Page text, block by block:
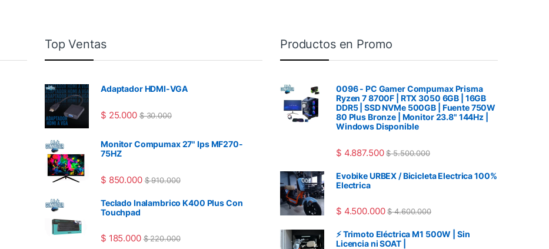
Top Ventas
Adaptador HDMI-VGA
$ 25.000 $30.000
Monitor Compumax 27" Ips MF270-
75HZ
$ 850.000 $910.000
Teclado Inalambrico K400 Plus Con
Touchpad
$ 185.000 $220.000
Productos en Promo
0096 - PC Gamer Compumax Prisma
Ryzen 7 8700F | RTX 3050 6GB | 16GB
DDR5 | SSD NVMe 500GB | Fuente 750W
80 Plus Bronze | Monitor 23.8" 144Hz |
Windows Disponible
$ 4.887.500 $5.500.000
Evobike URBEX / Bicicleta Electrica 100%
Electrica
$ 4.500.000 $4.600.000
⚡ Trimoto Eléctrica M1 500W | Sin
Licencia ni SOAT |